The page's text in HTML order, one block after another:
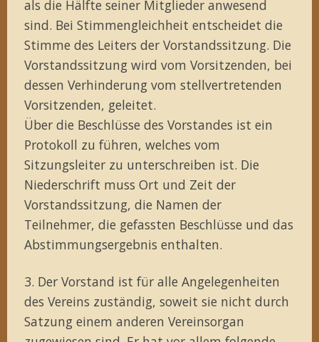
als die Hälfte seiner Mitglieder anwesend
sind. Bei Stimmengleichheit entscheidet die
Stimme des Leiters der Vorstandssitzung. Die
Vorstandssitzung wird vom Vorsitzenden, bei
dessen Verhinderung vom stellvertretenden
Vorsitzenden, geleitet.
Über die Beschlüsse des Vorstandes ist ein
Protokoll zu führen, welches vom
Sitzungsleiter zu unterschreiben ist. Die
Niederschrift muss Ort und Zeit der
Vorstandssitzung, die Namen der
Teilnehmer, die gefassten Beschlüsse und das
Abstimmungsergebnis enthalten.
3. Der Vorstand ist für alle Angelegenheiten
des Vereins zuständig, soweit sie nicht durch
Satzung einem anderen Vereinsorgan